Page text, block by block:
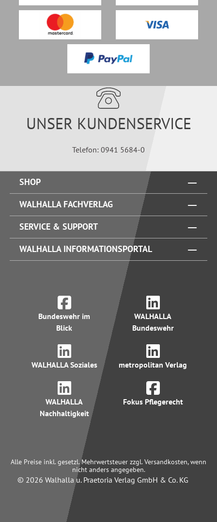
UNSER KUNDENSERVICE
Telefon: 0941 5684-0
SHOP
WALHALLA FACHVERLAG
SERVICE & SUPPORT
WALHALLA INFORMATIONSPORTAL
Bundeswehr im
Blick
WALHALLA
Bundeswehr
WALHALLA Soziales metropolitan Verlag
WALHALLA
Nachhaltigkeit
Fokus Pflegerecht
Alle Preise inkl. gesetzl. Mehrwertsteuer zzgl. Versandkosten, wenn
nicht anders angegeben.
© 2026 Walhalla u. Praetoria Verlag GmbH & Co. KG